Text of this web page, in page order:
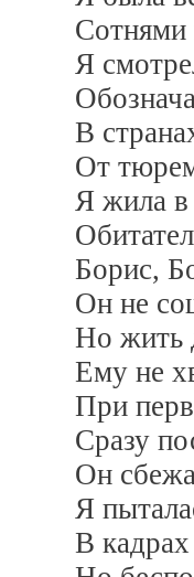
Сотнями
Я
В
От
Я жила в
Борис,
Он не
Но жить
Ему не
При
Сразу
Он
Я
В